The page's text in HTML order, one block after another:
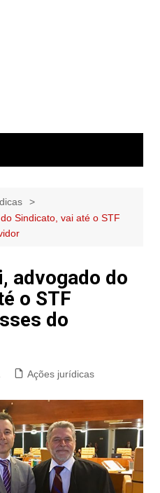
Sindicato, vai até o STF
advogado do
o STF
do
Ações jurídicas